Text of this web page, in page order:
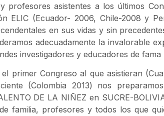
profesores asistentes a los últimos
ELIC (Ecuador- 2006, Chile-2008 y
en sus vidas y sin
adecuadamente la invalorable
investigadores y educadores de fama
primer Congreso al que asistieran
(Colombia 2013) nos
DE LA NIÑEZ en SUCRE-
familia, profesores y todos los que